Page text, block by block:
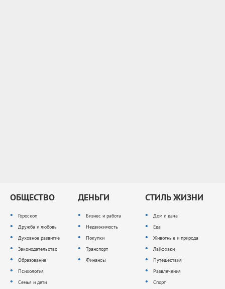
ОБЩЕСТВО
Гороскоп
Дружба и любовь
Духовное развитие
Законодательство
Образование
Психология
Семья и дети
ДЕНЬГИ
Бизнес и работа
Недвижимость
Покупки
Транспорт
Финансы
СТИЛЬ ЖИЗНИ
Дом и дача
Еда
Животные и природа
Лайфхаки
Путешествия
Развлечения
Спорт